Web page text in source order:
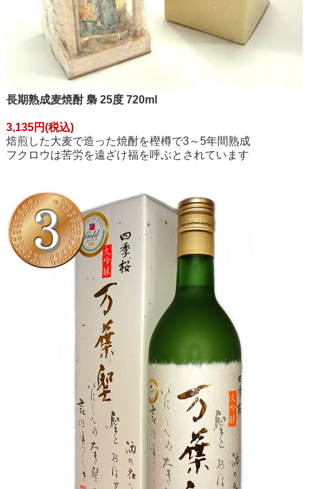
長期熟成麦焼酎 梟 25度 720ml
3,135円(税込)
焙煎した大麦で造った焼酎を樫樽で3～5年間熟成
フクロウは苦労を遠ざけ福を呼ぶとされています